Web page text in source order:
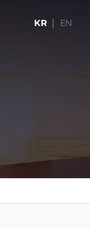
KR EN